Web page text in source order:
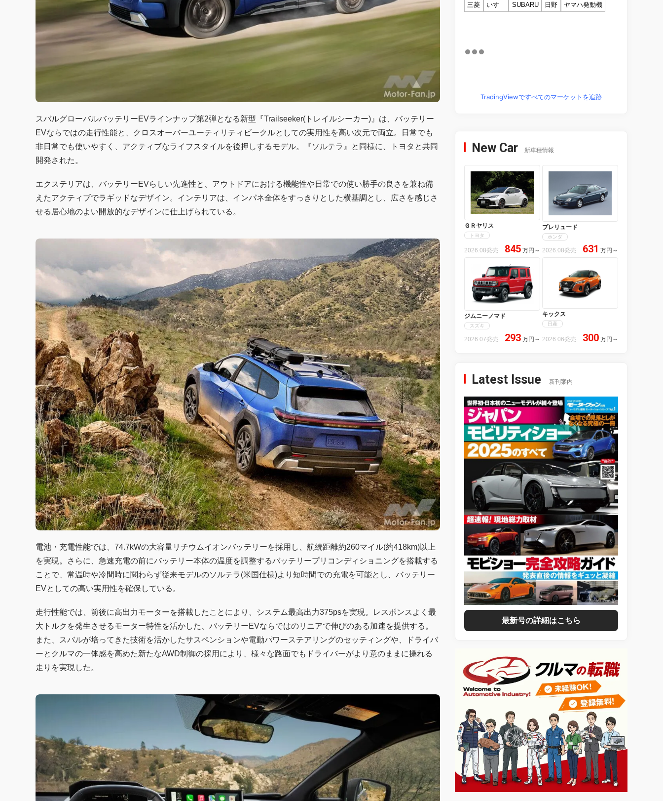
スバルグローバルバッテリーEVラインナップ第2弾となる新型『Trailseeker(トレイルシーカー)』は、バッテリー
EVならではの走行性能と、クロスオーバーユーティリティビークルとしての実用性を高い次元で両立。日常でも
非日常でも使いやすく、アクティブなライフスタイルを後押しするモデル。『ソルテラ』と同様に、トヨタと共同
開発された。
エクステリアは、バッテリーEVらしい先進性と、アウトドアにおける機能性や日常での使い勝手の良さを兼ね備
えたアクティブでラギッドなデザイン。インテリアは、インパネ全体をすっきりとした横基調とし、広さを感じさ
せる居心地のよい開放的なデザインに仕上げられている。
電池・充電性能では、74.7kWの大容量リチウムイオンバッテリーを採用し、航続距離約260マイル(約418km)以上
を実現。さらに、急速充電の前にバッテリー本体の温度を調整するバッテリープリコンディショニングを搭載する
ことで、常温時や冷間時に関わらず従来モデルのソルテラ(米国仕様)より短時間での充電を可能とし、バッテリー
EVとしての高い実用性を確保している。
走行性能では、前後に高出力モーターを搭載したことにより、システム最高出力375psを実現。レスポンスよく最
大トルクを発生させるモーター特性を活かした、バッテリーEVならではのリニアで伸びのある加速を提供する。
また、スバルが培ってきた技術を活かしたサスペンションや電動パワーステアリングのセッティングや、ドライバ
ーとクルマの一体感を高めた新たなAWD制御の採用により、様々な路面でもドライバーがより意のままに操れる
走りを実現した。
三菱
いすゞ SUBARU 日野 ヤマハ発動機
TradingViewですべてのマーケットを追跡
New Car 新車種情報
ＧＲヤリス
トヨタ
2026.08発売 845 万円 ～
プレリュード
ホンダ
2026.08発売 631 万円 ～
ジムニーノマド
スズキ
2026.07発売 293 万円 ～
キックス
日産
2026.06発売 300 万円 ～
Latest Issue 新刊案内
最新号の詳細はこちら